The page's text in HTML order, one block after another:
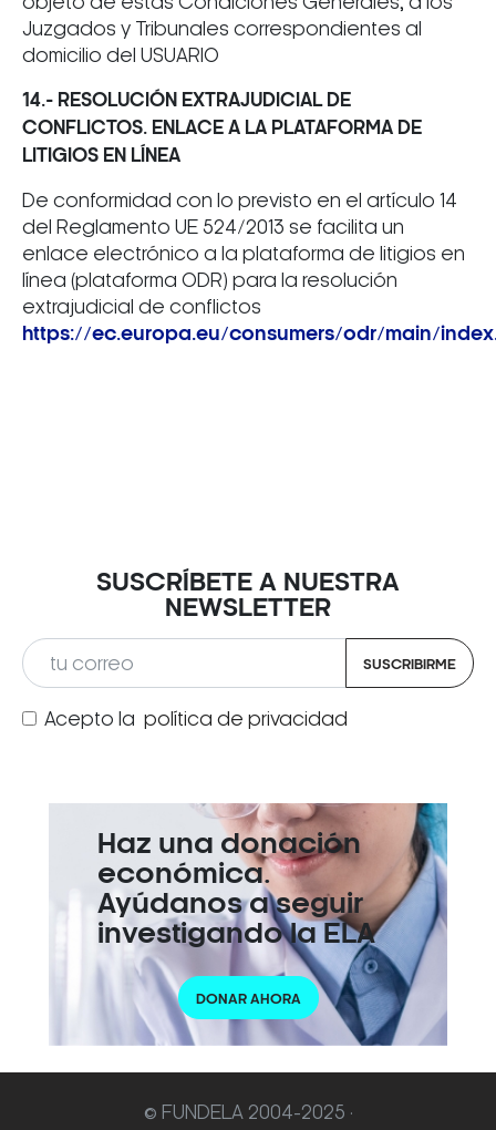
Juzgados y Tribunales correspondientes al
domicilio del USUARIO
14.- RESOLUCIÓN EXTRAJUDICIAL DE
CONFLICTOS. ENLACE A LA PLATAFORMA DE
LITIGIOS EN LÍNEA
De conformidad con lo previsto en el artículo 14
del Reglamento UE 524/2013 se facilita un
enlace electrónico a la plataforma de litigios en
línea (plataforma ODR) para la resolución
extrajudicial de conflictos
https://ec.europa.eu/consumers/odr/main/
SUSCRÍBETE A NUESTRA
NEWSLETTER
SUSCRIBIRME
Acepto la política de privacidad
Haz una donación
económica.
Ayúdanos a seguir
investigando la ELA
DONAR AHORA
© FUNDELA 2004-2025 ·